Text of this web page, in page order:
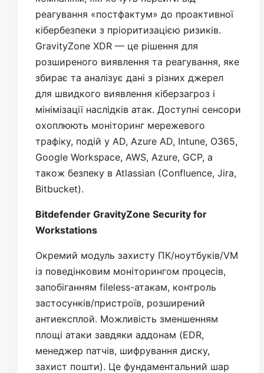
реагування «постфактум» до проактивної
кібербезпеки з пріоритизацією ризиків.
GravityZone XDR — це рішення для
розширеного виявлення та реагування, яке
збирає та аналізує дані з різних джерел
для швидкого виявлення кіберзагроз і
мінімізації наслідків атак. Доступні сенсори
охоплюють моніторинг мережевого
трафіку, подій у AD, Azure AD, Intune, O365,
Google Workspace, AWS, Azure, GCP, а
також безпеку в Atlassian (Confluence, Jira,
Bitbucket).
Bitdefender GravityZone Security for
Workstations
Окремий модуль захисту ПК/ноутбуків/VM
із поведінковим моніторингом процесів,
запобіганням fileless-атакам, контроль
застосунків/пристроїв, розширений
антиексплой. Можливість зменшенням
площі атаки завдяки аддонам (EDR,
менеджер патчів, шифрування диску,
захист пошти). Це фундаментальний шар